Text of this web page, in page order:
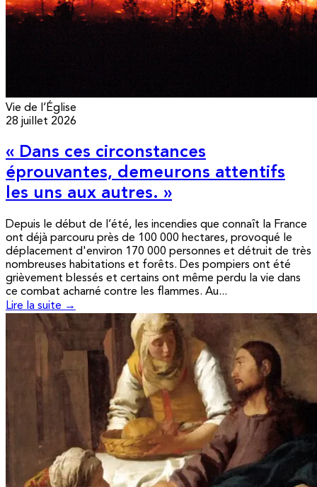
Vie de l’Église
28 juillet 2026
« Dans ces circonstances
éprouvantes, demeurons attentifs
les uns aux autres. »
Depuis le début de l’été, les incendies que connaît la France
ont déjà parcouru près de 100 000 hectares, provoqué le
déplacement d'environ 170 000 personnes et détruit de très
nombreuses habitations et forêts. Des pompiers ont été
grièvement blessés et certains ont même perdu la vie dans
ce combat acharné contre les flammes. Au...
Lire la suite →